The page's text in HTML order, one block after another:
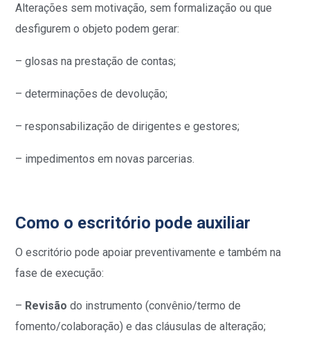
Alterações sem motivação, sem formalização ou que
desfigurem o objeto podem gerar:
– glosas na prestação de contas;
– determinações de devolução;
– responsabilização de dirigentes e gestores;
– impedimentos em novas parcerias.
Como o escritório pode auxiliar
O escritório pode apoiar preventivamente e também na
fase de execução:
– Revisãodo instrumento (convênio/termo de
fomento/colaboração) e das cláusulas de alteração;